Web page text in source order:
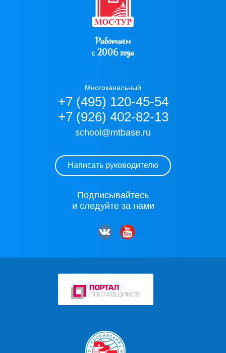
Работаем
с 2006 года
Многоканальный
+7 (495) 120-45-54
+7 (926) 402-82-13
school@mtbase.ru
Написать руководителю
Подписывайтесь
и следуйте за нами